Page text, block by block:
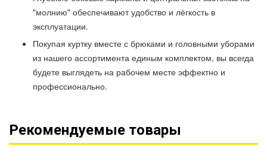
"молнию" обеспечивают удобство и лёгкость в
эксплуатации.
Покупая куртку вместе с брюками и головными уборами
из нашего ассортимента единым комплектом, вы всегда
будете выглядеть на рабочем месте эффектно и
профессионально.
Рекомендуемые товары